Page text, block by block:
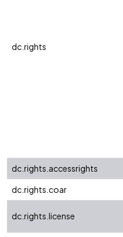
dc.rights
dc.rights.accessrights
dc.rights.coar
dc.rights.license